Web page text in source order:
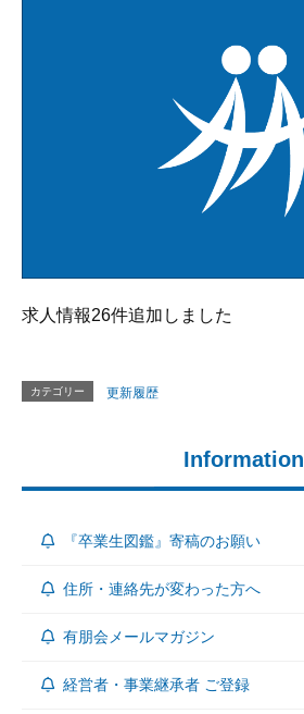
求人情報26件追加しました
カテゴリー 更新履歴
Information
『卒業生図鑑』寄稿のお願い
住所・連絡先が変わった方へ
有朋会メールマガジン
経営者・事業継承者 ご登録